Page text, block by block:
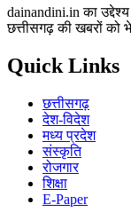
dainandini.in का
छत्तीसगढ़ की खबरों को
Quick Links
छत्तीसगढ़
देश-विदेश
मध्य प्रदेश
संस्कृति
रोजगार
शिक्षा
E-Paper